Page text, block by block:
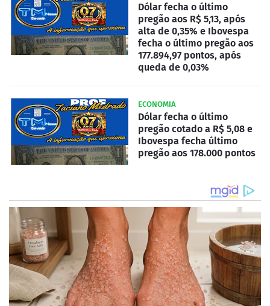
Dólar fecha o último
pregão aos R$ 5,13, após
alta de 0,35% e Ibovespa
fecha o último pregão aos
177.894,97 pontos, após
queda de 0,03%
ECONOMIA
Dólar fecha o último
pregão cotado a R$ 5,08 e
Ibovespa fecha último
pregão aos 178.000 pontos